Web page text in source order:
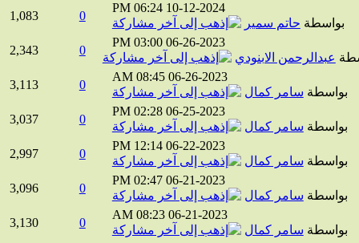
10-12-2024
06:24 PM
حاتم سمير
1,083
06-26-2023
03:00 PM
عبدالرحمن الابنودي
2,343
06-26-2023
08:45 AM
سامر كمال
3,113
06-25-2023
02:28 PM
سامر كمال
3,037
06-22-2023
12:14 PM
سامر كمال
2,997
06-21-2023
02:47 PM
سامر كمال
3,096
06-21-2023
08:23 AM
سامر كمال
3,130